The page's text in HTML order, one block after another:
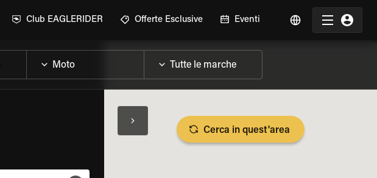
Club EAGLERIDER Offerte Esclusive Eventi
Cerca in quest'area